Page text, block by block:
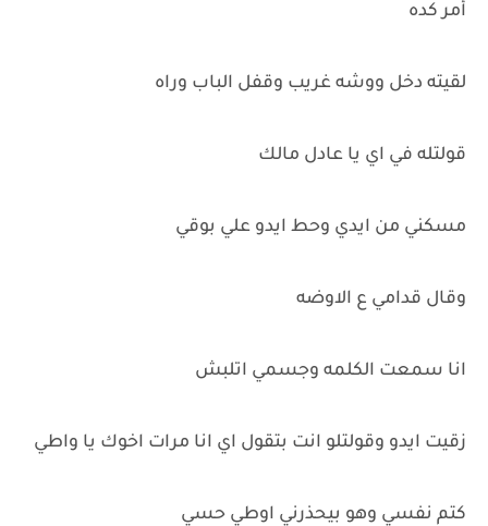
أمر كده
لقيته دخل ووشه غريب وقفل الباب وراه
قولتله في اي يا عادل مالك
مسكني من ايدي وحط ايدو علي بوقي
وقال قدامي ع الاوضه
انا سمعت الكلمه وجسمي اتلبش
زقيت ايدو وقولتلو انت بتقول اي انا مرات اخوك يا واطي
كتم نفسي وهو بيحذرني اوطي حسي